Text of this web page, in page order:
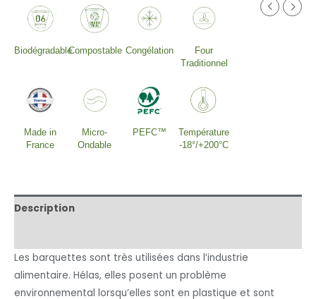
BiodégradableCompostable Congélation
Four
Traditionnel
Made in
France
Micro-
Ondable
PEFC™
Température
-18°/+200°C
Description
Les barquettes sont très utilisées dans l’industrie
alimentaire. Hélas, elles posent un problème
environnemental lorsqu’elles sont en plastique et sont